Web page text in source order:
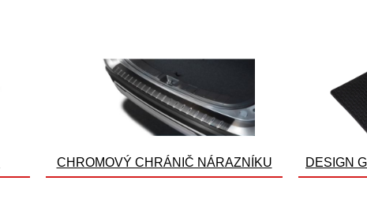
CHROMOVÝ CHRÁNIČ NÁRAZNÍKU DESIGN